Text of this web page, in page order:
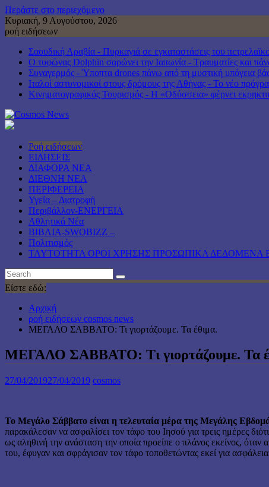
Περάστε στο περιεχόμενο
Κυριακή, 9 Αυγούστου, 2026
ροή ειδήσεων
Σαουδική Αραβία - Πυρκαγιά σε εγκαταστάσεις του
Ο τυφώνας Dolphin σαρώνει την Ιαπωνία - Τραυματίες και
Συναγερμός - Ύποπτα drones πάνω από τη μυστική υπόγεια
Ιταλοί αστυνομικοί στους δρόμους της Αθήνας - Το νέο
Κινηματογραφικός Τουρισμός - Η «Οδύσσεια» φέρνει
Ροή ειδήσεων
ΕΙΔΗΣΕΙΣ
ΔΙΑΦΟΡΑ ΝΕΑ
ΔΙΕΘΝΗ ΝΕΑ
ΠΕΡΙΦΕΡΕΙΑ
Υγεία – Διατροφή
Περιβάλλον-ΕΝΕΡΓΕΙΑ
Αθλητικά Νέα
ΒΙΒΛΙΑ-SWOBIZZ –
Πολιτισμός
TAYTOTHTA ΟΡΟΙ ΧΡΗΣΗΣ ΠΡΟΣΩΠΙΚΑ ΔΕΔΟΜΕΝΑ
Είστε εδώ:
Αρχική
ροή ειδήσεων cosmos news
ΜΕΓΑΛΟ ΣΑΒΒΑΤΟ: Τι γιορτάζουμε. Τα έθιμα.
ΜΕΓΑΛΟ ΣΑΒΒΑΤΟ: Τι γιορτάζουμε. Τα
27/04/201927/04/2019 cosmos
Το Μεγάλο Σάββατο είναι η τελευταία μέρα της Μεγάλης
παρακάλεσαν να ασφαλίσει τον τάφο του Ιησού για τρεις ημέρες
ως αληθινή την ανάσταση την οποία προείπε ο πλάνος εκείνος,
του, έφυγαν και σφράγισαν τον τάφο τοποθετώντας εκεί για